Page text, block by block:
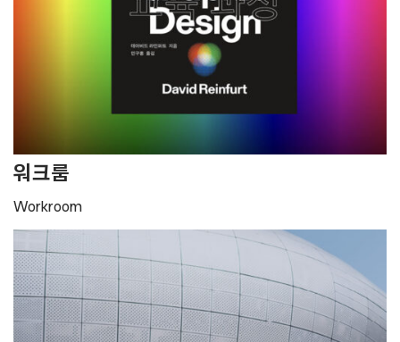
워크룸
Workroom